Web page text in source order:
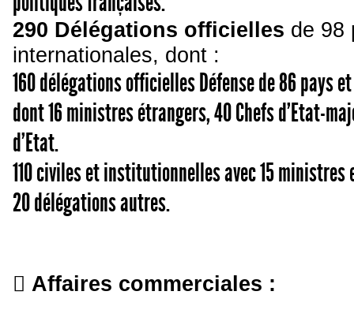
290 Délégations officielles de 98
internationales, dont :
160 délégations officielles Défense de 86 pays et
dont 16 ministres étrangers, 40 Chefs d’Etat-
d’Etat.
110 civiles et institutionnelles avec 15 ministres
20 délégations autres.
 Affaires commerciales :